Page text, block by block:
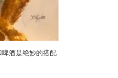
酒是绝妙的搭配